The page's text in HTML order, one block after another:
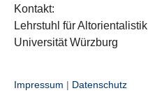
Kontakt:
Lehrstuhl für Altorientalistik
Universität Würzburg
Impressum | Datenschutz